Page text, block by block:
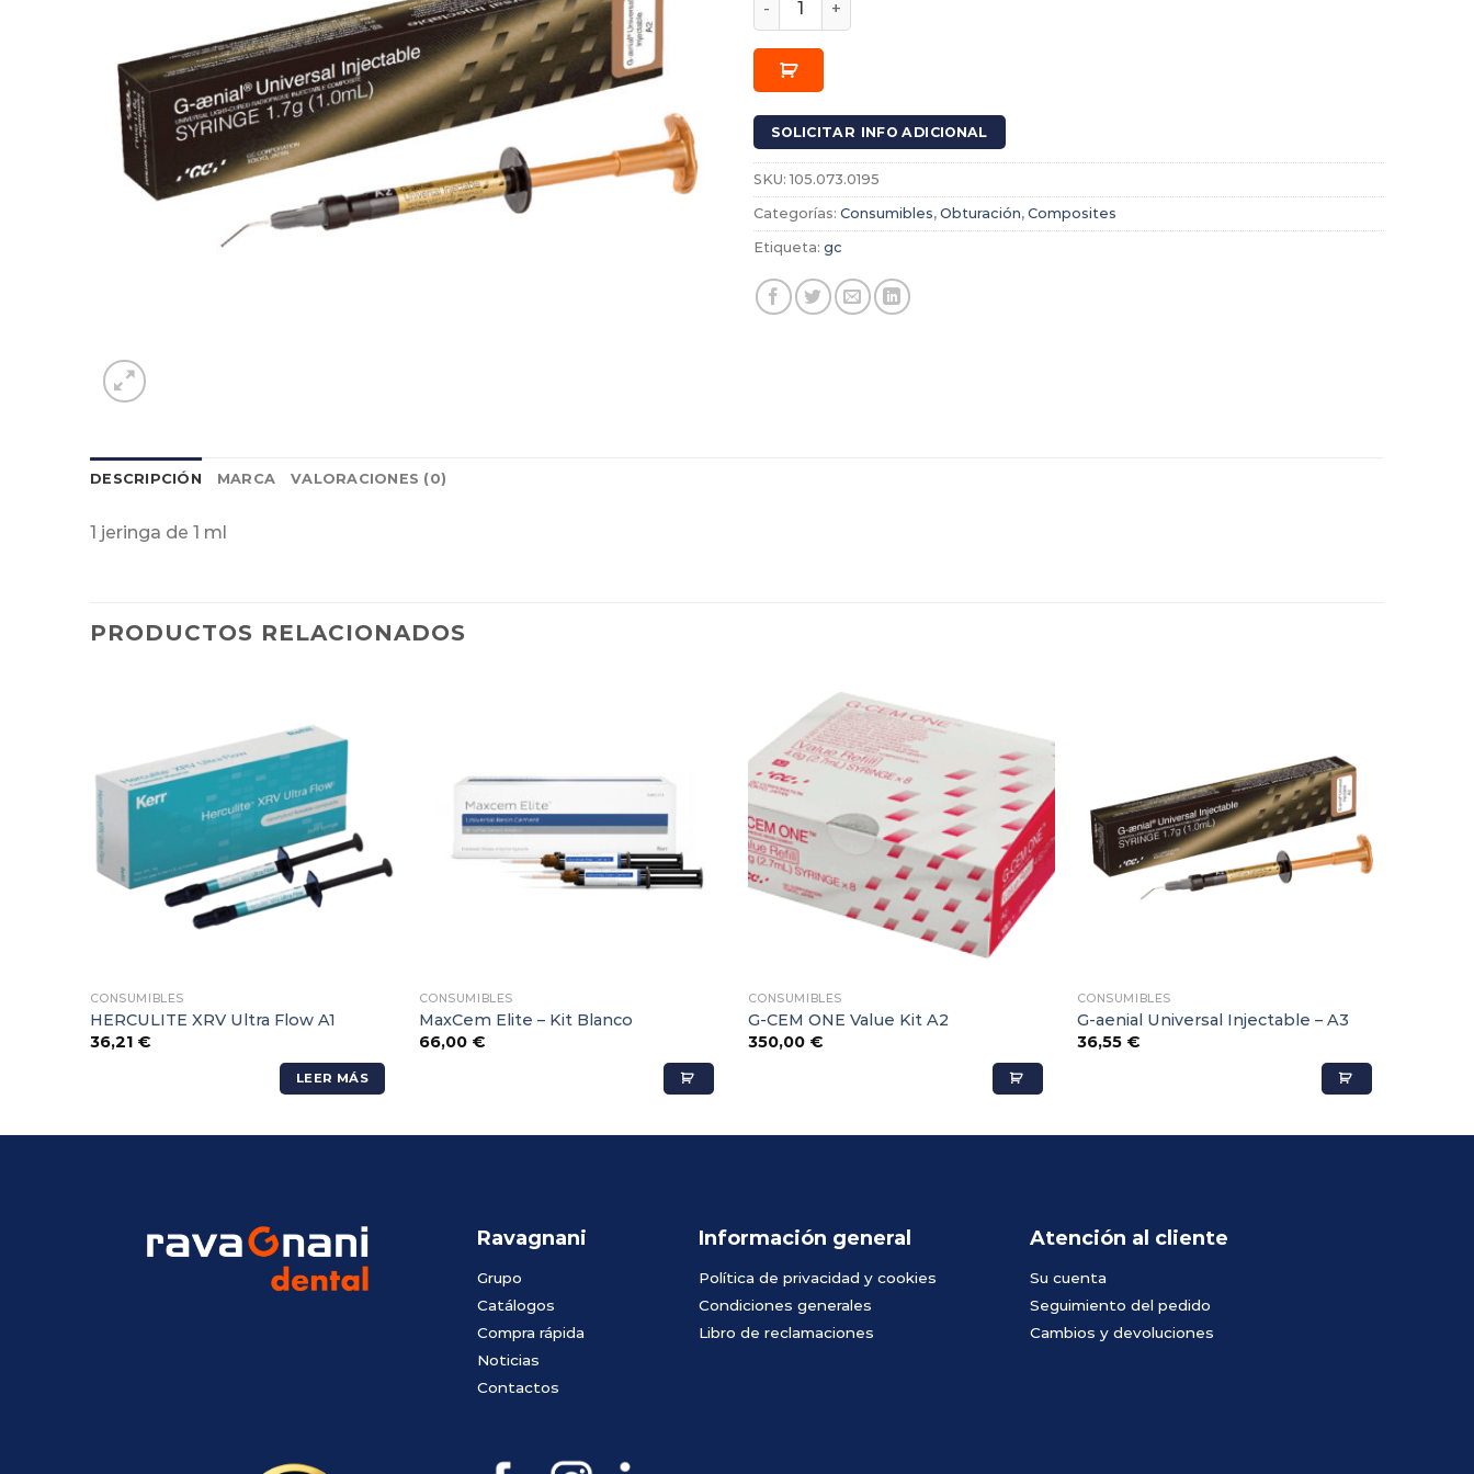
SOLICITAR INFO ADICIONAL
SKU:105.073.0195
Categorías: Consumibles, Obturación, Composites
Etiqueta: gc
DESCRIPCIÓN MARCA VALORACIONES (0)
1 jeringa de 1 ml
PRODUCTOS RELACIONADOS
Adicionar
Favoritos
CONSUMIBLES
HERCULITE XRV Ultra Flow A1
36,21 €
LEER MÁS
CONSUMIBLES
MaxCem Elite – Kit Blanco
66,00 €
Adicionar
Favoritos
CONSUMIBLES
G-CEM ONE Value Kit A2
350,00 €
CONSUMIBLES
G-aenial Universal Injectable – A3
36,55 €
Ravagnani
Grupo
Catálogos
Compra rápida
Noticias
Contactos
Información general
Política de privacidad y cookies
Condiciones generales
Libro de reclamaciones
Atención al cliente
Su cuenta
Seguimiento del pedido
Cambios y devoluciones